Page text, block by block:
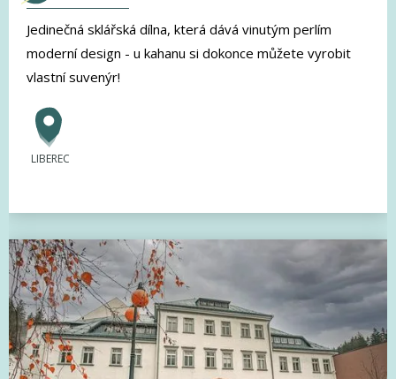
Jedinečná sklářská dílna, která dává vinutým perlím
moderní design - u kahanu si dokonce můžete vyrobit
vlastní suvenýr!
LIBEREC